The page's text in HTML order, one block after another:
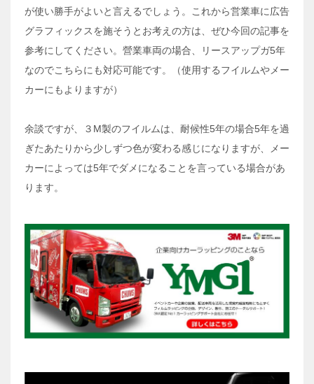
が使い勝手がよいと言えるでしょう。これから営業車に広告
グラフィックスを施そうとお考えの方は、ぜひ今回の記事を
参考にしてください。營業車両の場合、リースアップガ5年
なのでこちらにも対応可能です。（使用するフイルムやメー
カーにもよりますが）
余談ですが、３M製のフイルムは、耐候性5年の場合5年を過
ぎたあたりから少しずつ色が変わる感じになりますが、メー
カーによっては5年でダメになることを言っている場合があ
ります。